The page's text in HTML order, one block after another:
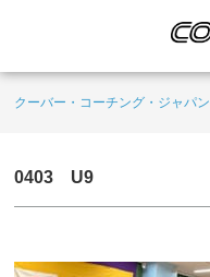
クーバー・コーチング・ジャパン
0403 U9